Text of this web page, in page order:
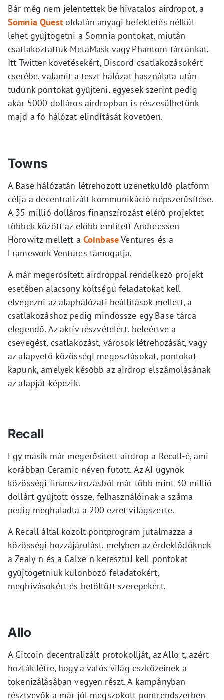
Bár még nem jelentettek be hivatalos airdropot, a
Somnia Questoldalán anyagi befektetés nélkül
lehet gyűjtögetni a Somnia pontokat, miután
csatlakoztattuk MetaMask vagy Phantom tárcánkat.
Itt Twitter-követésekért, Discord-csatlakozásokért
cserébe, valamit a teszt hálózat használata után
tudunk pontokat gyűjteni, egyesek szerint pedig
akár 5000 dolláros airdropban is részesülhetünk
majd a fő hálózat elindítását követően.
Towns
A Base hálózatán létrehozott üzenetküldő platform
célja a decentralizált kommunikáció népszerűsítése.
A 35 millió dolláros finanszírozást elérő projektet
többek között az előbb említett Andreessen
Horowitz mellett a CoinbaseVentures és a
Framework Ventures támogatja.
A már megerősített airdroppal rendelkező projekt
esetében alacsony költségű feladatokat kell
elvégezni az alaphálózati beállítások mellett, a
csatlakozáshoz pedig mindössze egy Base-tárca
elegendő. Az aktív részvételért, beleértve a
csevegést, csatlakozást, városok létrehozását, vagy
az alapvető közösségi megosztásokat, pontokat
kapunk, amelyek később az airdrop elszámolásának
az alapját képezik.
Recall
Egy másik már megerősített airdrop a Recall-é, ami
korábban Ceramic néven futott. Az AI ügynök
közösségi finanszírozásból már több mint 30 millió
dollárt gyűjtött össze, felhasználóinak a száma
pedig meghaladta a 200 ezret világszerte.
A Recall által közölt pontprogram jutalmazza a
közösségi hozzájárulást, melyben az érdeklődőknek
a Zealy-n és a Galxe-n keresztül kell pontokat
gyűjtögetniük különböző feladatokért,
meghívásokért és betöltött szerepekért.
Allo
A Gitcoin decentralizált protokollját, az Allo-t, azért
hozták létre, hogy a valós világ eszközeinek a
tokenizálásában vegyen részt. A kampányban
résztvevők a már jól megszokott pontrendszerben